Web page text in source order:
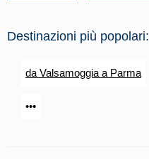
Destinazioni più popolari:
da Valsamoggia a Parma
•••